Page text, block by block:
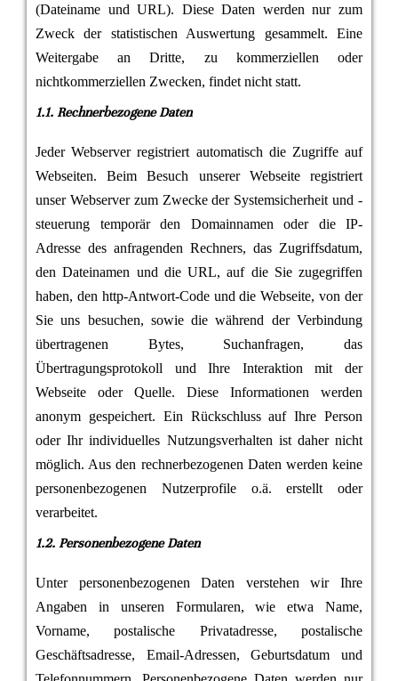
(Dateiname und URL). Diese Daten werden nur zum
Zweck der statistischen Auswertung gesammelt. Eine
Weitergabe an Dritte, zu kommerziellen oder
nichtkommerziellen Zwecken, findet nicht statt.
1.1. Rechnerbezogene Daten
Jeder Webserver registriert automatisch die Zugriffe auf
Webseiten. Beim Besuch unserer Webseite registriert
unser Webserver zum Zwecke der Systemsicherheit und -
steuerung temporär den Domainnamen oder die IP-
Adresse des anfragenden Rechners, das Zugriffsdatum,
den Dateinamen und die URL, auf die Sie zugegriffen
haben, den http-Antwort-Code und die Webseite, von der
Sie uns besuchen, sowie die während der Verbindung
übertragenen Bytes, Suchanfragen, das
Übertragungsprotokoll und Ihre Interaktion mit der
Webseite oder Quelle. Diese Informationen werden
anonym gespeichert. Ein Rückschluss auf Ihre Person
oder Ihr individuelles Nutzungsverhalten ist daher nicht
möglich. Aus den rechnerbezogenen Daten werden keine
personenbezogenen Nutzerprofile o.ä. erstellt oder
verarbeitet.
1.2. Personenbezogene Daten
Unter personenbezogenen Daten verstehen wir Ihre
Angaben in unseren Formularen, wie etwa Name,
Vorname, postalische Privatadresse, postalische
Geschäftsadresse, Email-Adressen, Geburtsdatum und